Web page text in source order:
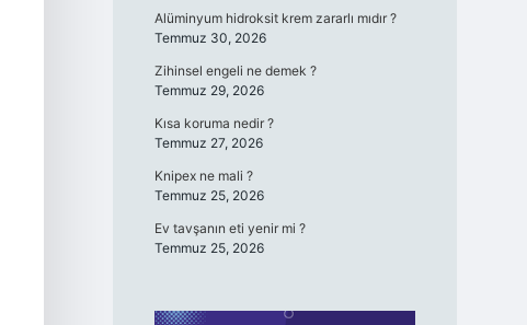
Alüminyum hidroksit krem zararlı mıdır ?
Temmuz 30, 2026
Zihinsel engeli ne demek ?
Temmuz 29, 2026
Kısa koruma nedir ?
Temmuz 27, 2026
Knipex ne mali ?
Temmuz 25, 2026
Ev tavşanın eti yenir mi ?
Temmuz 25, 2026